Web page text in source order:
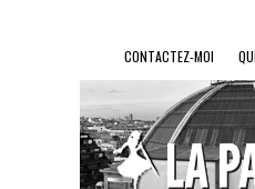
CONTACTEZ-MOI